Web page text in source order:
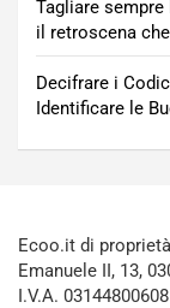
Tagliare
il retroscena
Decifrare i
Identificare le
Ecoo.it di
Emanuele II, 13,
I.V.A. 03144800608